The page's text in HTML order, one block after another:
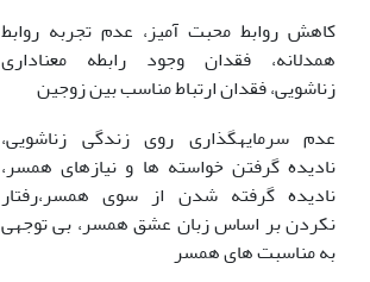
کاهش روابط محبت آمیز، عدم تجربه روابط
همدلانه، فقدان وجود رابطه معناداری
زناشویی، فقدان ارتباط مناسب بین زوجین
عدم سرمایه­گذاری روی زندگی زناشویی،
نادیده گرفتن خواسته ها و نیازهای همسر،
نادیده گرفته شدن از سوی همسر،رفتار
نکردن بر اساس زبان عشق همسر، بی توجهی
به مناسبت های همسر